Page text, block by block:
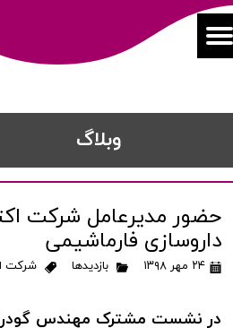
​​وبلاگ
حضور مدیرعامل شرکت
داروسازی فارماشیمی
۲۴ مهر ۱۳۹۸ بازدیدها شرکت
در نشست مشترک مهندس